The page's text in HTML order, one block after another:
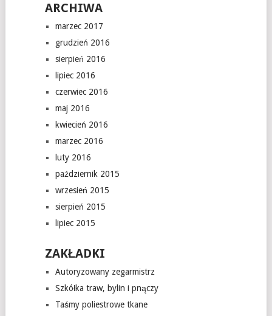
ARCHIWA
marzec 2017
grudzień 2016
sierpień 2016
lipiec 2016
czerwiec 2016
maj 2016
kwiecień 2016
marzec 2016
luty 2016
październik 2015
wrzesień 2015
sierpień 2015
lipiec 2015
ZAKŁADKI
Autoryzowany zegarmistrz
Szkółka traw, bylin i pnączy
Taśmy poliestrowe tkane